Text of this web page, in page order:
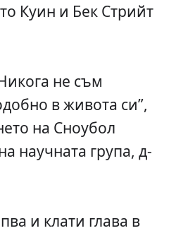
Куин и Бек Стрийт
не съм
в живота си”,
на Сноубол
научната група, д-
и клати глава в